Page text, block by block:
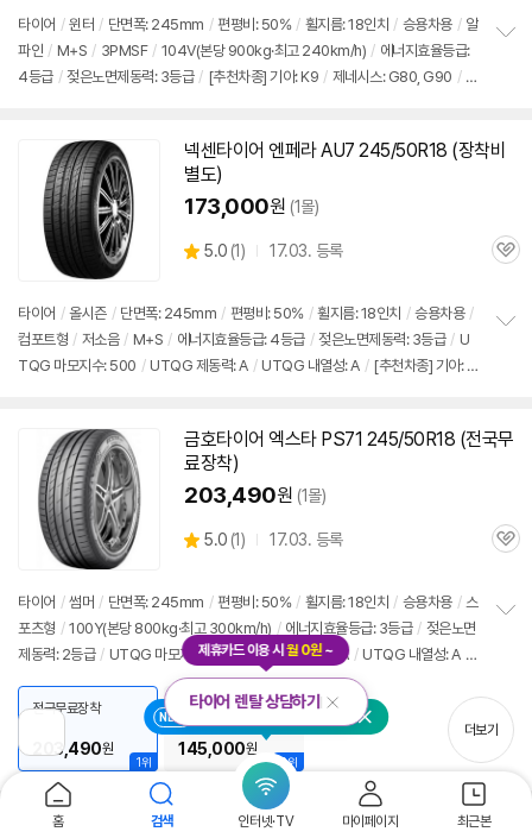
타이어 / 윈터 / 단면폭: 245mm / 편평비: 50% / 휠지름: 18인치 / 승용차용 / 알
파인 / M+S / 3PMSF / 104V(본당 900kg·최고 240km/h) / 에너지효율등급:
4등급 / 젖은노면제동력: 3등급 / [추천차종] 기아: K9 / 제네시스: G80, G90 / 벤
넥센타이어 엔페라 AU7 245/50R18 (장착비
별도)
173,000원 (1몰)
별
5.0 (상
리
1) 17.03. 등록
관
타이어 / 올시즌 / 단면폭: 245mm / 편평비: 50% / 휠지름: 18인치 / 승용차용 /
컴포트형 / 저소음 / M+S / 에너지효율등급: 4등급 / 젖은노면제동력: 3등급 / U
TQG 마모지수: 500 / UTQG 제동력: A / UTQG 내열성: A / [추천차종] 기아: K
기
금호타이어 엑스타 PS71 245/50R18 (전국무
료장착)
203,490원 (1몰)
별
5.0 (상
1) 17.03. 등록
관
타이어 / 썸머 / 단면폭: 245mm / 편평비: 50% / 휠지름: 18인치 / 승용차용 / 스
포츠형 / 100Y(본당 800kg·최고 300km/h) / 에너지효율등급: 3등급 / 젖은노면
제동력: 2등급 / UTQG 마모지수: 320 / UTQG 제동력: A / UTQG 내열성: A /
제네시스: G80, G90 / 벤츠: S클래스
기
1위
전국무료장착
203,490원
2위
장착비별도
145,000원
더보기
타이어 프라이머시3 런플랫 245/50R1
전
페
이
지
NEW 닫기
홈 검색 인터넷·TV 마이페이지 최근본
제휴카드 이용 시월 0원~
타이어 렌탈 상담하기
닫
기